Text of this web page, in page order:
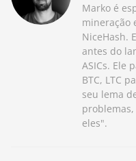
Marko é
mineração
NiceHash.
antes do
ASICs. Ele
BTC, LTC
seu lema
eles".